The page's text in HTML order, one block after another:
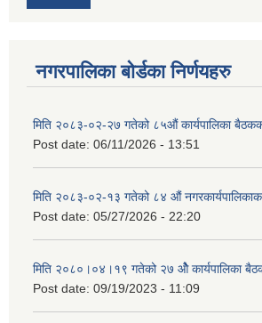
नगरपालिका बोर्डका निर्णयहरु
मिति २०८३-०२-२७ गतेको ८५औं कार्यपालिका
Post date: 06/11/2026 - 13:51
मिति २०८३-०२-१३ गतेको ८४ औं
Post date: 05/27/2026 - 22:20
मिति २०८०।०४।१९ गतेको २७ ‌‍‌ओेै कार्यपालिका
Post date: 09/19/2023 - 11:09